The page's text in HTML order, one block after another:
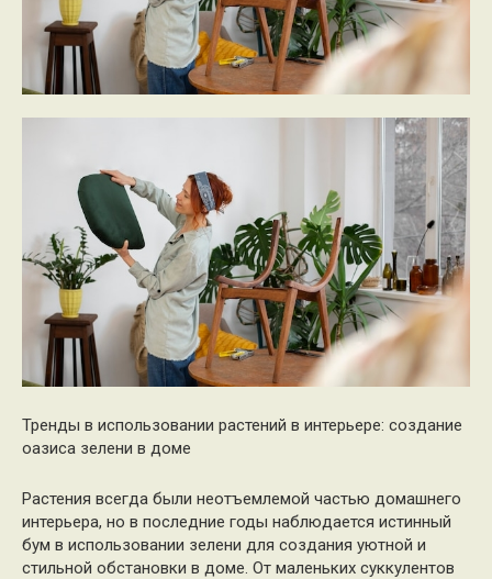
Тренды в использовании растений в интерьере: создание
оазиса зелени в доме
Растения всегда были неотъемлемой частью домашнего
интерьера, но в последние годы наблюдается истинный
бум в использовании зелени для создания уютной и
стильной обстановки в доме. От маленьких суккулентов